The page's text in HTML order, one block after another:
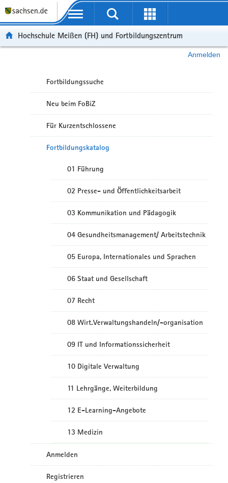
Portalübergreifende Navigation
Hochschule Meißen (FH) und Fortbildungszentrum
Anmelden
Fortbildungssuche
Neu beim FoBiZ
Für Kurzentschlossene
Fortbildungskatalog
01 Führung
02 Presse- und Öffentlichkeitsarbeit
03 Kommunikation und Pädagogik
04 Gesundheitsmanagement/ Arbeitstechnik
05 Europa, Internationales und Sprachen
06 Staat und Gesellschaft
07 Recht
08 Wirt.Verwaltungshandeln/-organisation
09 IT und Informationssicherheit
10 Digitale Verwaltung
11 Lehrgänge, Weiterbildung
12 E-Learning-Angebote
13 Medizin
Anmelden
Registrieren